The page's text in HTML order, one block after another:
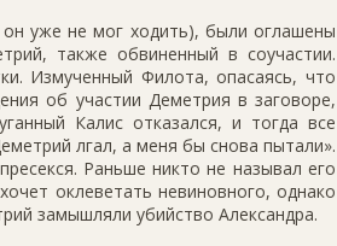
уже не мог ходить), были оглашены
также обвиненный в соучастии.
Измученный Филота, опасаясь, что
об участии Деметрия в заговоре,
Калис отказался, и тогда все
лгал, а меня бы снова пытали».
Раньше никто не называл его
оклеветать невиновного, однако
замышляли убийство Александра.